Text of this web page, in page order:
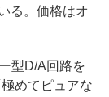
る。価格はオ
型D/A回路を
めてピュアな